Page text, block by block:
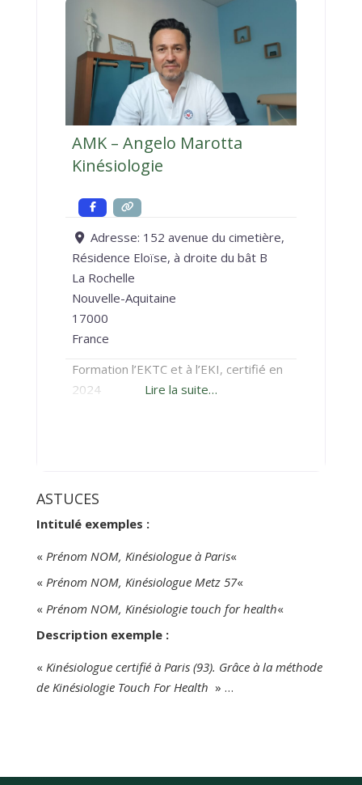
AMK – Angelo Marotta
Kinésiologie
Adresse: 152 avenue du cimetière,
Résidence Eloïse, à droite du bât B
La Rochelle
Nouvelle-Aquitaine
17000
France
Formation l’EKTC et à l’EKI, certifié en
2024
Lire la suite…
ASTUCES
Intitulé exemples :
« Prénom NOM, Kinésiologue à Paris«
« Prénom NOM, Kinésiologue Metz 57«
« Prénom NOM, Kinésiologie touch for health«
Description exemple :
« Kinésiologue certifié à Paris (93). Grâce à la méthode
de Kinésiologie Touch For Health » …